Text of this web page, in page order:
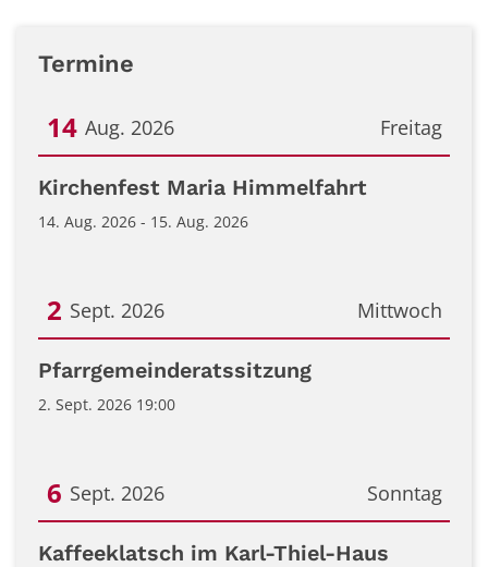
Termine
Freitag
14 Aug. 2026
Datum: 14. August 2026
Kirchenfest Maria Himmelfahrt
14. Aug. 2026 - 15. Aug. 2026
Mittwoch
2 Sept. 2026
Datum: 2. September 2026
Pfarrgemeinderatssitzung
2. Sept. 2026 19:00
Sonntag
6 Sept. 2026
Datum: 6. September 2026
Kaffeeklatsch im Karl-Thiel-Haus